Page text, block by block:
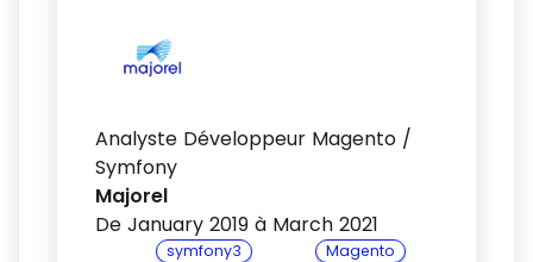
Analyste Développeur Magento /
Symfony
Majorel
De January 2019 à March 2021
symfony3 Magento